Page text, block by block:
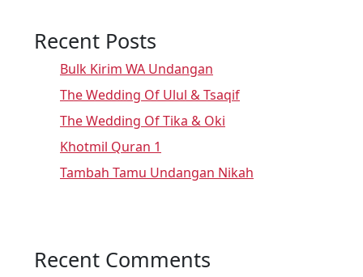
Recent Posts
Bulk Kirim WA Undangan
The Wedding Of Ulul & Tsaqif
The Wedding Of Tika & Oki
Khotmil Quran 1
Tambah Tamu Undangan Nikah
Recent Comments